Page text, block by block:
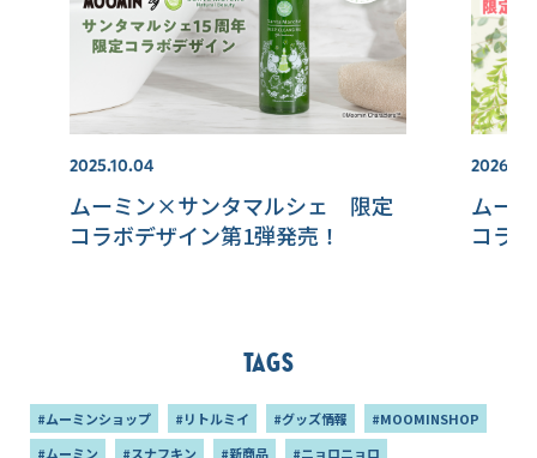
2025.10.04
ムーミン×サンタマルシェ 限定
コラボデザイン第1弾発売！
ムー
コラ
Tags
#ムーミンショップ #リトルミイ #グッズ情報
#MOOMINSHOP
#ムーミン
#スナフキン #新商品
#ニョロニョロ